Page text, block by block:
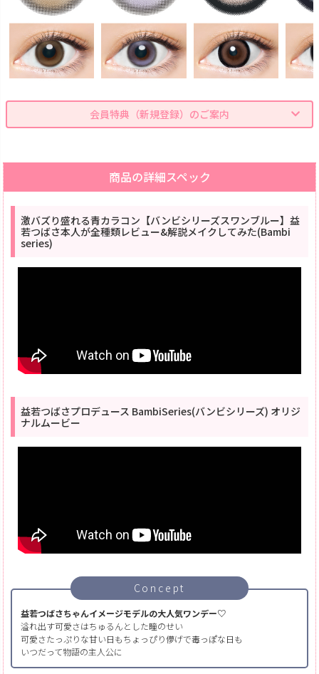
会員特典（新規登録）のご案内
商品の詳細スペック
激バズり盛れる青カラコン【バンビシリーズスワンブルー】益
若つばさ本人が全種類レビュー&解説メイクしてみた(Bambi
series)
益若つばさプロデュース BambiSeries(バンビシリーズ) オリジ
ナルムービー
Concept
益若つばさちゃんイメージモデルの大人気ワンデー♡
溢れ出す可愛さはちゅるんとした瞳のせい
可愛さたっぷりな甘い日もちょっぴり儚げで毒っぽな日も
いつだって物語の主人公に